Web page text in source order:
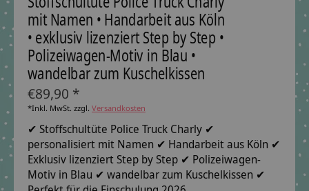
mit Namen • Handarbeit aus Köln
• exklusiv lizenziert Step by Step •
Polizeiwagen-Motiv in Blau •
wandelbar zum Kuschelkissen
€89,90 *
*Inkl. MwSt. zzgl. Versandkosten
✔ Stoffschultüte Police Truck Charly ✔
personalisiert mit Namen ✔ Handarbeit aus Köln ✔
Exklusiv lizenziert Step by Step ✔ Polizeiwagen-
Motiv in Blau ✔ wandelbar zum Kuschelkissen ✔